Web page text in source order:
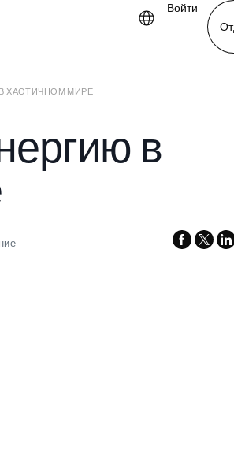
Войти
Contact sales View demo
ХАОТИЧНОМ МИРЕ
в
facebook
x-